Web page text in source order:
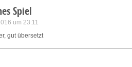
Spiel
um 23:11
gut übersetzt